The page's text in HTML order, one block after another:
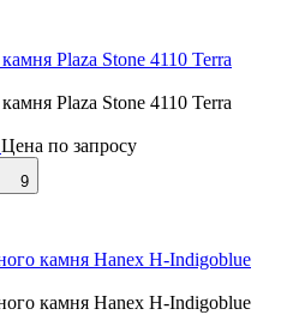
Цена по запросу
9